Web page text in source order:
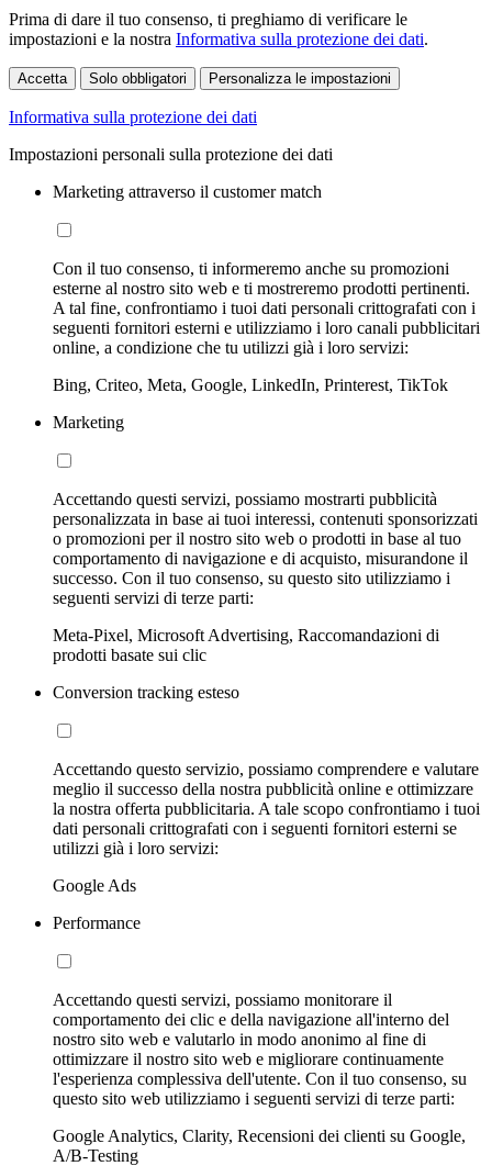
Prima di dare il tuo consenso, ti preghiamo di verificare le
impostazioni e la nostra Informativa sulla protezione dei dati.
Accetta Solo obbligatori Personalizza le impostazioni
Informativa sulla protezione dei dati
Impostazioni personali sulla protezione dei dati
Marketing attraverso il customer match
Con il tuo consenso, ti informeremo anche su promozioni
esterne al nostro sito web e ti mostreremo prodotti pertinenti.
A tal fine, confrontiamo i tuoi dati personali crittografati con i
seguenti fornitori esterni e utilizziamo i loro canali pubblicitari
online, a condizione che tu utilizzi già i loro servizi:
Bing, Criteo, Meta, Google, LinkedIn, Printerest, TikTok
Marketing
Accettando questi servizi, possiamo mostrarti pubblicità
personalizzata in base ai tuoi interessi, contenuti sponsorizzati
o promozioni per il nostro sito web o prodotti in base al tuo
comportamento di navigazione e di acquisto, misurandone il
successo. Con il tuo consenso, su questo sito utilizziamo i
seguenti servizi di terze parti:
Meta-Pixel, Microsoft Advertising, Raccomandazioni di
prodotti basate sui clic
Conversion tracking esteso
Accettando questo servizio, possiamo comprendere e valutare
meglio il successo della nostra pubblicità online e ottimizzare
la nostra offerta pubblicitaria. A tale scopo confrontiamo i tuoi
dati personali crittografati con i seguenti fornitori esterni se
utilizzi già i loro servizi:
Google Ads
Performance
Accettando questi servizi, possiamo monitorare il
comportamento dei clic e della navigazione all'interno del
nostro sito web e valutarlo in modo anonimo al fine di
ottimizzare il nostro sito web e migliorare continuamente
l'esperienza complessiva dell'utente. Con il tuo consenso, su
questo sito web utilizziamo i seguenti servizi di terze parti:
Google Analytics, Clarity, Recensioni dei clienti su Google,
A/B-Testing